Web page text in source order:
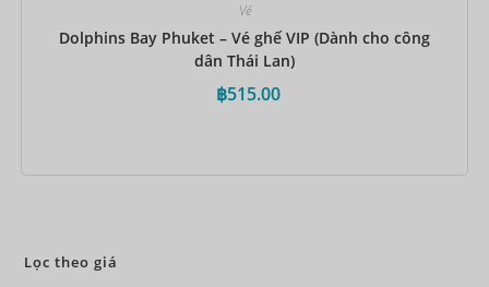
Vé
Dolphins Bay Phuket – Vé ghế VIP (Dành cho công
dân Thái Lan)
฿515.00
Lọc theo giá